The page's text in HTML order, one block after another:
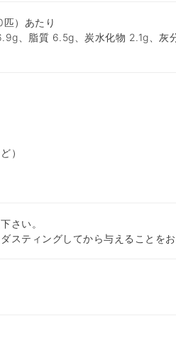
）あたり
、脂質 6.5g、炭水化物 2.1g、灰
）
さい。
スティングしてから与えることをお